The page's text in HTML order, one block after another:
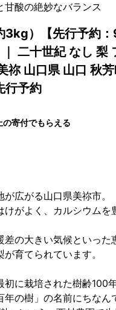
甘酸の絶妙なバランス
3kg）【先行予約
二十世紀 なし 梨
祢 山口県 山口 秋
行予約
の寄付でもらえる
広がる山口県美祢市。
けがよく、カルシウムを
差の大きい気候といった
育てられています。
初に栽培された樹齢100
年の樹」の名前にちなん